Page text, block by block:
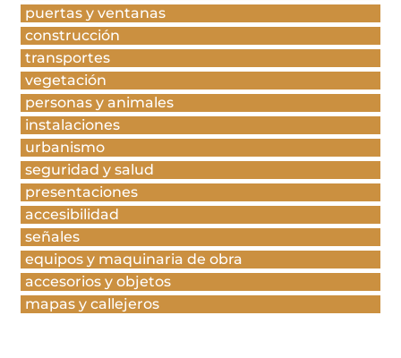
puertas y ventanas
construcción
transportes
vegetación
personas y animales
instalaciones
urbanismo
seguridad y salud
presentaciones
accesibilidad
señales
equipos y maquinaria de obra
accesorios y objetos
mapas y callejeros